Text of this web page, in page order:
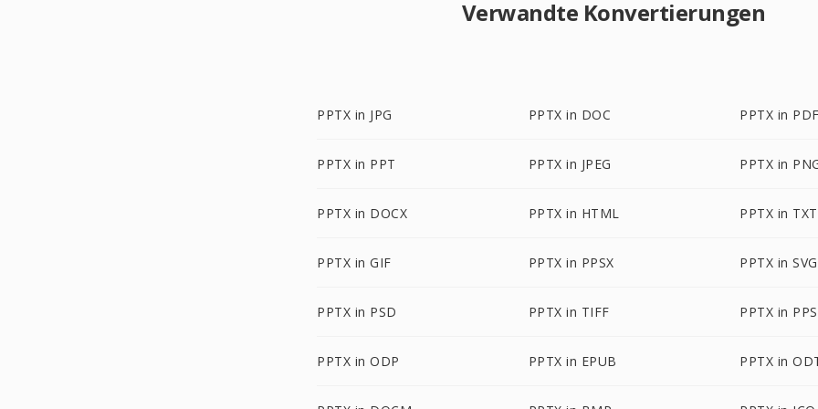
Verwandte Konvertierungen
PPTX in JPG PPTX in DOC PPTX in PDF
PPTX in PPT PPTX in JPEG PPTX in
PPTX in DOCX PPTX in HTML PPTX in TXT
PPTX in GIF PPTX in PPSX PPTX in SVG
PPTX in PSD PPTX in TIFF PPTX in PPS
PPTX in ODP PPTX in EPUB PPTX in